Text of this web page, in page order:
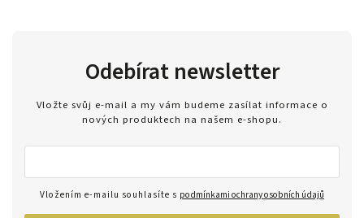
Odebírat newsletter
Vložte svůj e-mail a my vám budeme zasílat informace o
nových produktech na našem e-shopu.
Vložením e-mailu souhlasíte s podmínkami ochrany osobních údajů